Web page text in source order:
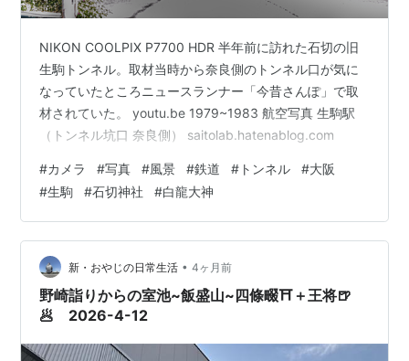
NIKON COOLPIX P7700 HDR 半年前に訪れた石切の旧
生駒トンネル。取材当時から奈良側のトンネル口が気に
なっていたところニュースランナー「今昔さんぽ」で取
材されていた。 youtu.be 1979~1983 航空写真 生駒駅
（トンネル坑口 奈良側） saitolab.hatenablog.com
#カメラ #写真 #風景 #鉄道 # トンネル #大阪
#生駒 #石切神社 #白龍大神
新・おやじの日常生活 • 4ヶ月前
野崎詣りからの室池~飯盛山~四條畷⛩️＋王将🍺
🥟 2026-4-12